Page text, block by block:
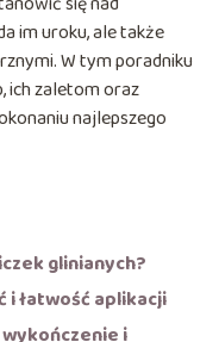
im uroku, ale także
W tym poradniku
ich zaletom oraz
najlepszego
glinianych?
i łatwość aplikacji
i